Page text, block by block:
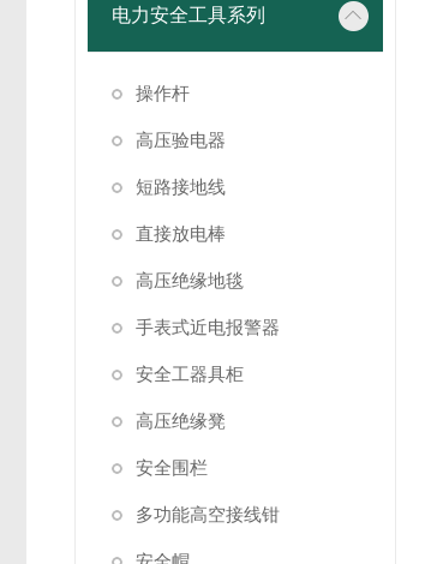
电力安全工具系列
操作杆
高压验电器
短路接地线
直接放电棒
高压绝缘地毯
手表式近电报警器
安全工器具柜
高压绝缘凳
安全围栏
多功能高空接线钳